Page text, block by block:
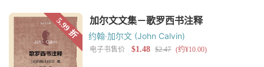
约翰·加尔文 (John Calvin)